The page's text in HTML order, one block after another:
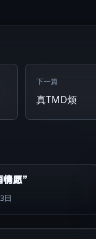
下一篇
真TMD烦
愿”
日